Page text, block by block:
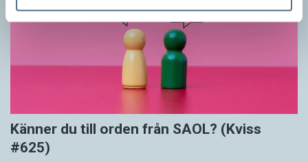
Känner du till orden från SAOL? (Kviss
#625)